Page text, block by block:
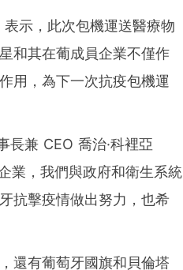
示，此次包機運送醫療物
和其在葡成員企業不僅作
用，為下一次抗疫包機運
長兼 CEO 喬治·科裡亞
業，我們與政府和衛生系統
抗擊疫情做出努力，也希
還有葡萄牙國旗和貝倫塔